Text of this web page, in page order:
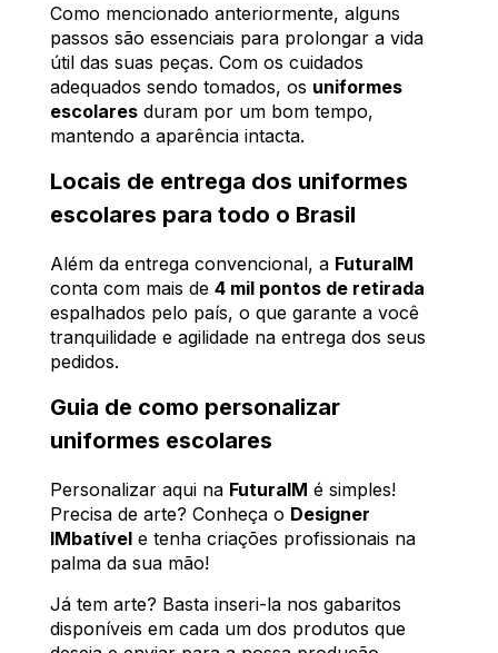
Como mencionado anteriormente, alguns
passos são essenciais para prolongar a vida
útil das suas peças. Com os cuidados
adequados sendo tomados, os uniformes
escolares duram por um bom tempo,
mantendo a aparência intacta.
Locais de entrega dos uniformes
escolares para todo o Brasil
Além da entrega convencional, a FuturaIM
conta com mais de 4 mil pontos de retirada
espalhados pelo país, o que garante a você
tranquilidade e agilidade na entrega dos seus
pedidos.
Guia de como personalizar
uniformes escolares
Personalizar aqui na FuturaIM é simples!
Precisa de arte? Conheça o Designer
IMbatível e tenha criações profissionais na
palma da sua mão!
Já tem arte? Basta inseri-la nos gabaritos
disponíveis em cada um dos produtos que